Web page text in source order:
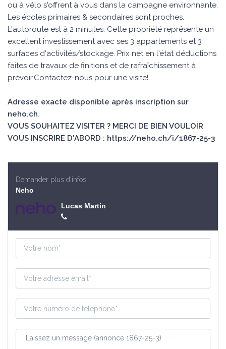
ou à vélo s'offrent à vous dans la campagne environnante.
Les écoles primaires & secondaires sont proches.
L'autoroute est à 2 minutes. Cette propriété représente un
excellent investissement avec ses 3 appartements et 3
surfaces d'activités/stockage. Prix net en l'état déductions
faites de travaux de finitions et de rafraîchissement à
prévoir.Contactez-nous pour une visite!
Adresse exacte disponible après inscription sur
neho.ch.
VOUS SOUHAITEZ VISITER ? MERCI DE BIEN VOULOIR
VOUS INSCRIRE D'ABORD : https://neho.ch/i/1867-25-3
Demander plus d'infos
Neho
Lucas Martin